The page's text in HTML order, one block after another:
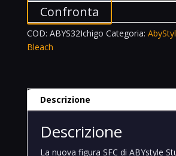
PVC
Statue
quantità
Confronta
COD: ABYS32Ichigo Categoria:
Bleach
Descrizione
Descrizione
La nuova figura SFC di ABYstyle